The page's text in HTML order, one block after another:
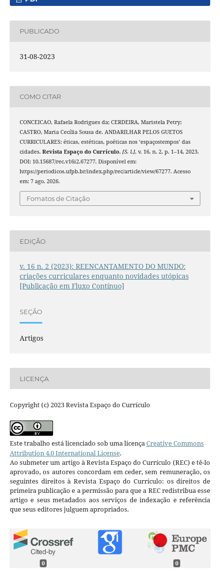
PUBLICADO
31-08-2023
COMO CITAR
CONCEICAO, Rafaela Rodrigues da; CERDEIRA, Maristela Petry;
CASTRO, Maria Cecília Sousa de. ANDARILHAR PELOS GUETOS
CURRICULARES: éticas, estéticas, poéticas nos ‘espaçostempos’ das
cidades. Revista Espaço do Currículo, [S. l.], v. 16, n. 2, p. 1–14, 2023.
DOI: 10.15687/rec.v16i2.67277. Disponível em:
https://periodicos.ufpb.br/index.php/rec/article/view/67277. Acesso
em: 7 ago. 2026.
Fomatos de Citação
EDIÇÃO
v. 16 n. 2 (2023): REENCANTAMENTO DO MUNDO:
criações curriculares enquanto novidades utópicas
[Publicação em Fluxo Contínuo]
SEÇÃO
Artigos
LICENÇA
Copyright (c) 2023 Revista Espaço do Currículo
Este trabalho está licenciado sob uma licençaCreative Commons
Attribution 4.0 International License.
Ao submeter um artigo à Revista Espaço do Currículo (REC) e tê-lo
aprovado, os autores concordam em ceder, sem remuneração, os
seguintes direitos à Revista Espaço do Currículo: os direitos de
primeira publicação e a permissão para que a REC redistribua esse
artigo e seus metadados aos serviços de indexação e referência
que seus editores julguem apropriados.
0 0